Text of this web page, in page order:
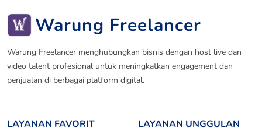
Warung Freelancer
Warung Freelancer menghubungkan bisnis dengan host live dan
video talent profesional untuk meningkatkan engagement dan
penjualan di berbagai platform digital.
LAYANAN FAVORIT LAYANAN UNGGULAN